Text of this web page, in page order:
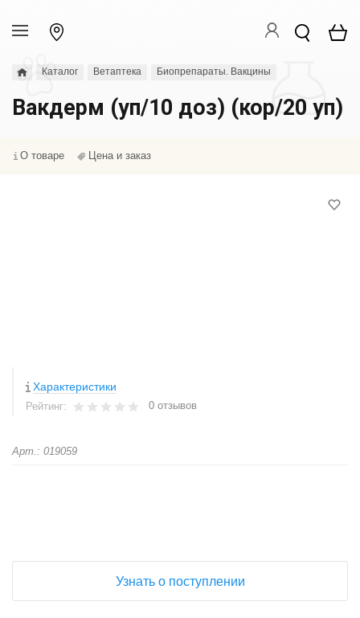
Каталог Ветаптека Биопрепараты. Вакцины
Вакдерм (уп/10 доз) (кор/20 уп)
О товаре Цена и заказ
Характеристики
Рейтинг: 0 отзывов
Арт.: 019059
Узнать о поступлении